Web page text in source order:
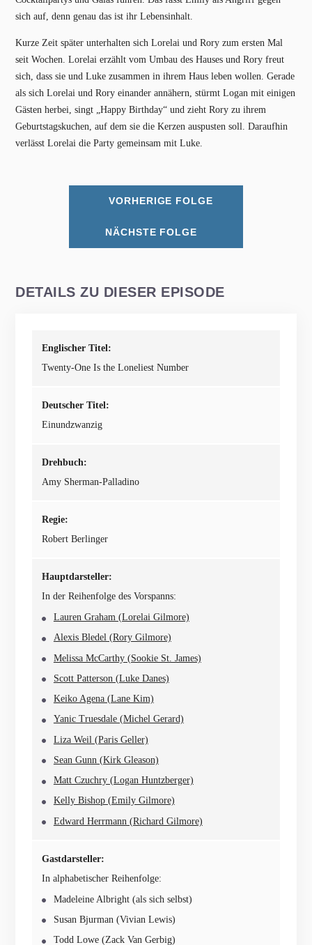
sich auf, denn genau das ist ihr Lebensinhalt.
Kurze Zeit später unterhalten sich Lorelai und Rory zum ersten Mal
seit Wochen. Lorelai erzählt vom Umbau des Hauses und Rory freut
sich, dass sie und Luke zusammen in ihrem Haus leben wollen. Gerade
als sich Lorelai und Rory einander annähern, stürmt Logan mit einigen
Gästen herbei, singt „Happy Birthday“ und zieht Rory zu ihrem
Geburtstagskuchen, auf dem sie die Kerzen auspusten soll. Daraufhin
verlässt Lorelai die Party gemeinsam mit Luke.
VORHERIGE FOLGE
NÄCHSTE FOLGE
DETAILS ZU DIESER EPISODE
Englischer Titel:
Twenty-One Is the Loneliest Number
Deutscher Titel:
Einundzwanzig
Drehbuch:
Amy Sherman-Palladino
Regie:
Robert Berlinger
Hauptdarsteller:
In der Reihenfolge des Vorspanns:
Lauren Graham (Lorelai Gilmore)
Alexis Bledel (Rory Gilmore)
Melissa McCarthy (Sookie St. James)
Scott Patterson (Luke Danes)
Keiko Agena (Lane Kim)
Yanic Truesdale (Michel Gerard)
Liza Weil (Paris Geller)
Sean Gunn (Kirk Gleason)
Matt Czuchry (Logan Huntzberger)
Kelly Bishop (Emily Gilmore)
Edward Herrmann (Richard Gilmore)
Gastdarsteller:
In alphabetischer Reihenfolge:
Madeleine Albright (als sich selbst)
Susan Bjurman (Vivian Lewis)
Todd Lowe (Zack Van Gerbig)